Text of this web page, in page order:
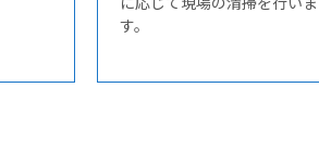
す。